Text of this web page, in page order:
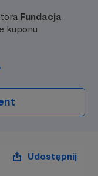
Fundacja
kuponu
Udostępnij